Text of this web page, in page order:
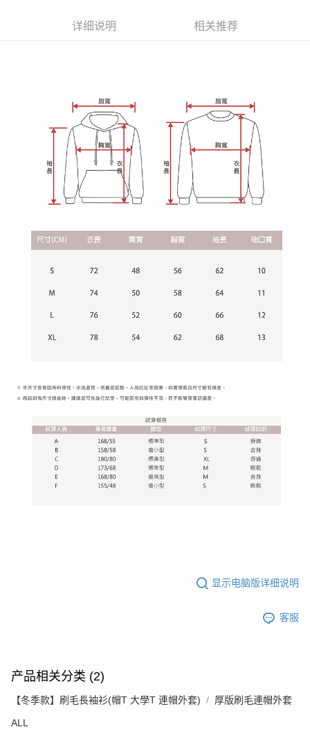
1. 本服务系由 “台湾大哥大股份有限公司”所提供，让用户于交易时，得通过
3. 完整用户服务条款，请详阅以下链接：
https://oppay.tw/userRule
繳費期限，為商家向您請款的時間，再加上使用AFTEE可延長的天數所計算
1. 初次使用 AFTEE 時，將依認證結果及本公司審查結果，核予每個人不同
2. 結帳金額須大於NT$30
3. 目前僅支援台灣會員
三、聲明條款
「AFTEE先享後付」(下稱本服務)乃由恩沛科技股份有限公司(下稱 AFTEE )
所提供，並由 AFTEE 向您收取款項。因使用本服務所須提供之個人資料(包
含但不限於訂購人姓名、電話，收件人姓名、電話、收件地址)，將交付予
https://aftee.tw/privacypolicy/）。
未成年的使用者，請事先徵得法定代理人或監護人之同意方可使用
若您對於個人資料之處理、利用有任何疑問，或欲行使相關法律權利，請聯
要之購買訂單資訊提供予 AFTEE ，或讓 AFTEE 蒐集處理利用您的個人資
每笔NT$65，满NT$899(含以上)免运费
详细说明 相关推荐
显示电脑版详细说明
客服
产品相关分类 (2)
【冬季款】刷毛長袖衫(帽T 大學T 連帽外套) 厚版刷毛連帽外套
ALL